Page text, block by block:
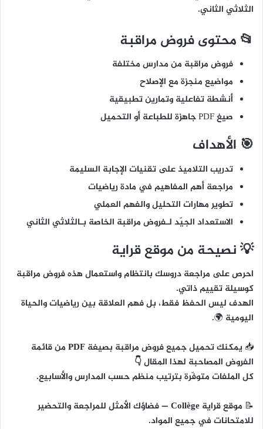
الثلاثي الثاني.
📂 محتوى فروض مراقبة
فروض مراقبة من مدارس مختلفة
مواضيع منجزة مع الإصلاح
أنشطة تفاعلية وتمارين تطبيقية
صيغ PDF جاهزة للطباعة أو التحميل
🎯 الأهداف
تدريب التلاميذ على تقنيات الإجابة السليمة
مراجعة أهم المفاهيم في مادة رياضيات
تطوير مهارات التحليل والفهم العملي
الاستعداد الجيّد لـفروض مراقبة الخاصة بـالثلاثي الثاني
💡 نصيحة من موقع قراية
احرص على مراجعة دروسك بانتظام واستعمال هذه فروض مراقبة
كوسيلة تقييم ذاتي.
الهدف ليس الحفظ فقط، بلفهم العلاقة بين رياضيات والحياة
اليومية 🌍.
📥
يمكنك تحميل جميع فروض مراقبة بصيغة PDF من قائمة
الفروض المصاحبة لهذا المقال 👇
كل الملفات متوفّرة بترتيب منظم حسب المدارس والأسابيع.
📝 موقع قراية Collège
— فضاؤك الأمثل للمراجعة والتحضير
للامتحانات في جميع المواد.